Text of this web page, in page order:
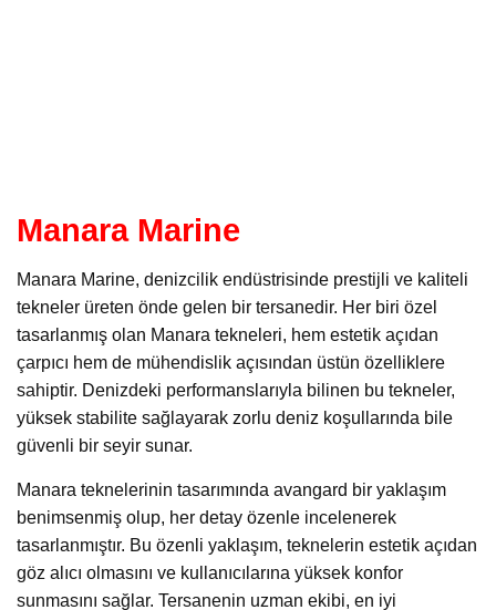
Manara Marine
Manara Marine, denizcilik endüstrisinde prestijli ve kaliteli
tekneler üreten önde gelen bir tersanedir. Her biri özel
tasarlanmış olan Manara tekneleri, hem estetik açıdan
çarpıcı hem de mühendislik açısından üstün özelliklere
sahiptir. Denizdeki performanslarıyla bilinen bu tekneler,
yüksek stabilite sağlayarak zorlu deniz koşullarında bile
güvenli bir seyir sunar.
Manara teknelerinin tasarımında avangard bir yaklaşım
benimsenmiş olup, her detay özenle incelenerek
tasarlanmıştır. Bu özenli yaklaşım, teknelerin estetik açıdan
göz alıcı olmasını ve kullanıcılarına yüksek konfor
sunmasını sağlar. Tersanenin uzman ekibi, en iyi